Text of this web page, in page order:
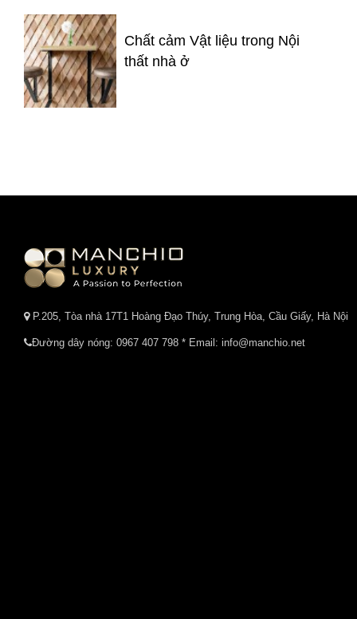
Chất cảm Vật liệu trong Nội
thất nhà ở
P.205, Tòa nhà 17T1 Hoàng Đạo Thúy, Trung Hòa, Cầu Giấy, Hà Nội
Đường dây nóng: 0967 407 798 * Email: info@manchio.net